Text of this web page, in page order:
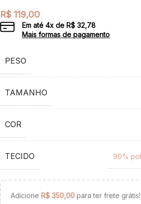
R$ 119,00
Em até 4x de R$ 32,78
Mais formas de pagamento
PESO
TAMANHO
COR
TECIDO 90%
Adicione R$ 350,00 para ter frete grátis!